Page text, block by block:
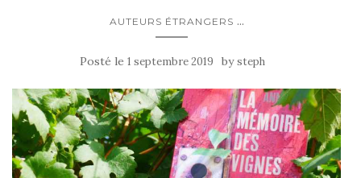
AUTEURS ÉTRANGERS ...
Posté le 1 septembre 2019 bysteph